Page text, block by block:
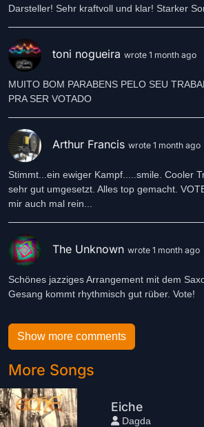
Darsteller! Sehr kraftvoll und klar! Starker
toni nogueira wrote 1 month ago
MUITO BOM PARABENS PELO SEU
Arthur Francis wrote 1 month ago
Stimmt...ein ewiger Kampf.....smile. Cooler
sehr gut umgesetzt. Alles top gemacht.
mir auch mal rein...
The Unknown wrote 1 month ago
Schönes jazziges Arrangement mit dem
Gesang kommt rhythmisch gut rüber. Vote!
Show more comments
More Songs
Eiche
Dagda